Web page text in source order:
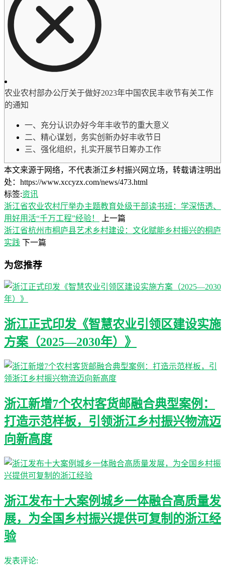
农业农村部办公厅关于做好2023年中国农民丰收节有关工作
的通知
一、充分认识办好今年丰收节的重大意义
二、精心谋划，务实创新办好丰收节日
三、强化组织，扎实开展节日筹办工作
本文来源于网络，不代表浙江乡村振兴网立场，转载请注明出
处：https://www.xccyzx.com/news/473.html
标签:资讯
浙江省农业农村厅举办主题教育处级干部读书班：学深悟透、
用好用活“千万工程”经验！
上一篇
浙江省杭州市桐庐县艺术乡村建设：文化赋能乡村振兴的桐庐
实践 下一篇
为您推荐
浙江正式印发《智慧农业引领区建设实施
方案（2025—2030年）》
浙江新增7个农村客货邮融合典型案例：
打造示范样板，引领浙江乡村振兴物流迈
向新高度
浙江发布十大案例城乡一体融合高质量发
展，为全国乡村振兴提供可复制的浙江经
验
发表评论: